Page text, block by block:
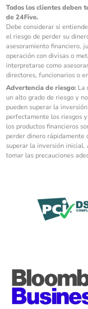
Todos los clientes deben
de 24Five.
Debe considerar si
el riesgo de perder su
asesoramiento financiero,
operación con divisas o
interpretarse como
directores, funcionarios o
Advertencia de riesgo: La
un alto grado de riesgo y
pueden superar la
perfectamente los riesgos
los productos financieros
perder dinero rápidamente
superar la inversión inicial.
tomar las precauciones